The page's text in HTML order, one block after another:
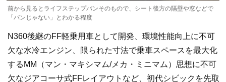
前から見るとライフステップバンそのもので、シート後方の隔壁や窓などで
「バンじゃない」とわかる程度
N360後継のFF軽乗用車として開発、環境性能向上に不可
欠な水冷エンジン、限られた寸法で乗車スペースを最大化
するMM（マン・マキシマム/メカ・ミニマム）思想に不可
欠なジアコーサ式FFレイアウトなど、初代シビックを先取